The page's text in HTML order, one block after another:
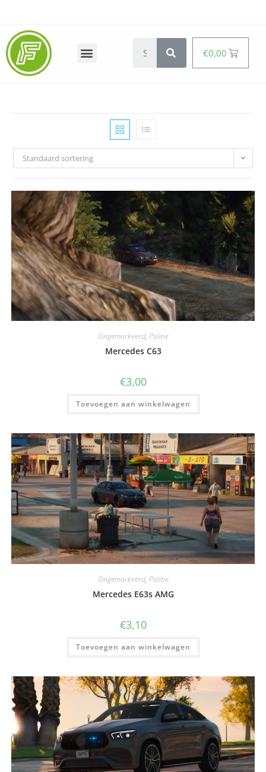
€0,00
Standaard sortering
Ongemarkeerd, Politie
Mercedes C63
€3,00
Toevoegen aan winkelwagen
Ongemarkeerd, Politie
Mercedes E63s AMG
€3,10
Toevoegen aan winkelwagen